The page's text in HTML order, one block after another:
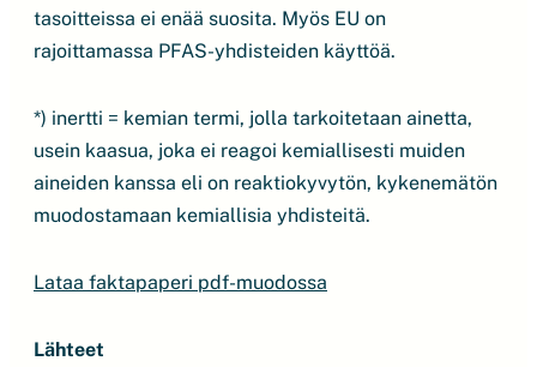
tasoitteissa ei enää suosita. Myös EU on
rajoittamassa PFAS-yhdisteiden käyttöä.
*) inertti = kemian termi, jolla tarkoitetaan ainetta,
usein kaasua, joka ei reagoi kemiallisesti muiden
aineiden kanssa eli on reaktiokyvytön, kykenemätön
muodostamaan kemiallisia yhdisteitä.
Lataa faktapaperi pdf-muodossa
Lähteet